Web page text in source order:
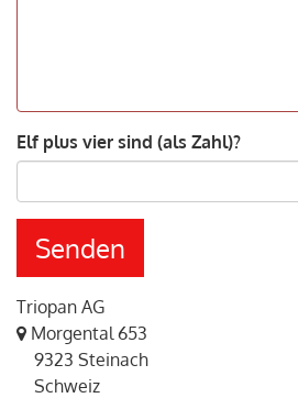
Elf plus vier sind (als Zahl)?
Senden
Triopan AG
Morgental 653
9323 Steinach
Schweiz